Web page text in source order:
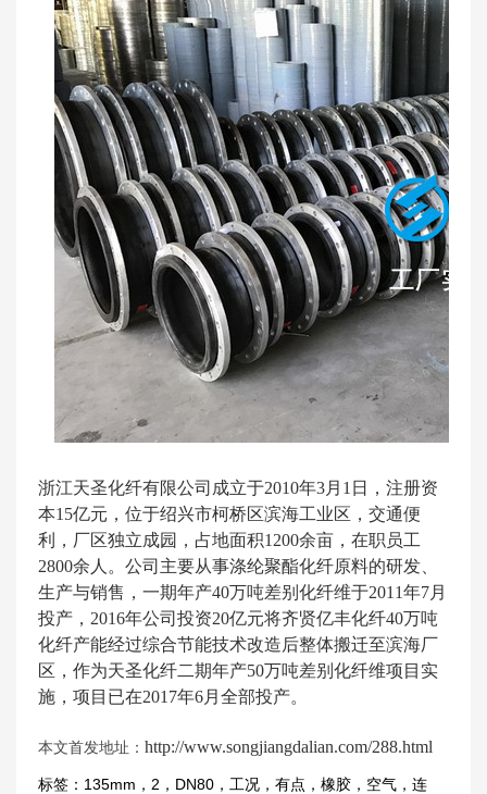
浙江天圣化纤有限公司成立于2010年3月1日，注册资
本15亿元，位于绍兴市柯桥区滨海工业区，交通便
利，厂区独立成园，占地面积1200余亩，在职员工
2800余人。公司主要从事涤纶聚酯化纤原料的研发、
生产与销售，一期年产40万吨差别化纤维于2011年7月
投产，2016年公司投资20亿元将齐贤亿丰化纤40万吨
化纤产能经过综合节能技术改造后整体搬迁至滨海厂
区，作为天圣化纤二期年产50万吨差别化纤维项目实
施，项目已在2017年6月全部投产。
本文首发地址： http://www.songjiangdalian.com/288.html
标签： 135mm ， 2 ， DN80 ， 工况 ， 有点 ， 橡胶 ， 空气 ， 连